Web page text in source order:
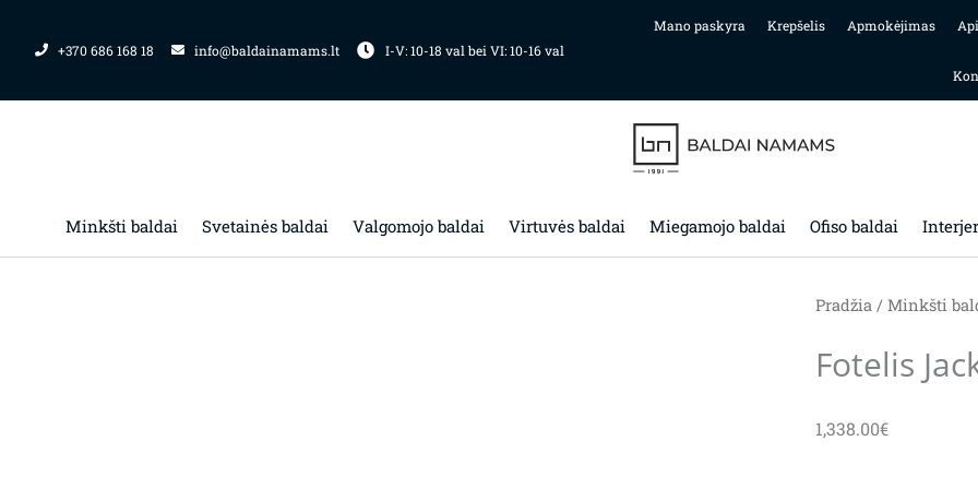
+370 686 168 18 info@baldainamams.lt I-V: 10-18 val bei VI: 10-16 val
Mano paskyra Krepšelis Apmokėjimas
Minkšti baldai Svetainės baldai Valgomojo baldai Virtuvės baldai Miegamojo baldai Ofiso baldai
Pradžia/ Minkšti
Fotelis
1,338.00€